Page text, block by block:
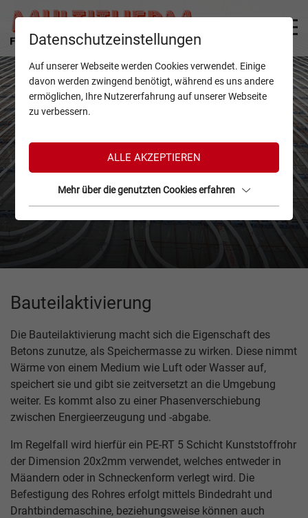
Bauteilaktivierung
Die Bauteilaktivierung macht sich die Eigenschaft des
Betons zunutze, als Speichermasse zu wirken. Diese nimmt
Wärme von einem Medium wie Luft oder Wasser auf,
speichert sie und gibt sie zeitversetzt an die Umgebung
weiter. Es kommt also zu einer Phasenverschiebung
zwischen Energieerzeugung und -abgabe.
Im Regelfall wird hierfür ein PE-RT 5 Schicht Kunststoffrohr
der Dimension 20x2mm verwendet, welches entweder in
Mäandern oder in Schneckenform verlegt wird. Die
Befestigung des Rohres erfolgt mittels Bindedraht und
Drahtbindemaschine, beziehungsweise können auch
Datenschutzeinstellungen
Auf unserer Webseite werden Cookies verwendet. Einige
davon werden zwingend benötigt, während es uns andere
ermöglichen, Ihre Nutzererfahrung auf unserer Webseite
zu verbessern.
ALLE AKZEPTIEREN
Mehr über die genutzten Cookies erfahren